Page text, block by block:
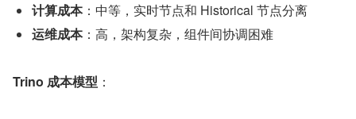
计算成本：中等，实时节点和 Historical 节点分离
运维成本：高，架构复杂，组件间协调困难
Trino 成本模型 ：